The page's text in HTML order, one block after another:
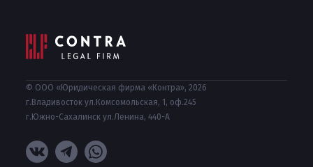
© ООО «Юридическая фирма «Контра», 2026
г.Владивосток ул.Комсомольская, 1, оф.245
г.Южно-Сахалинск ул.Ленина, 440-А